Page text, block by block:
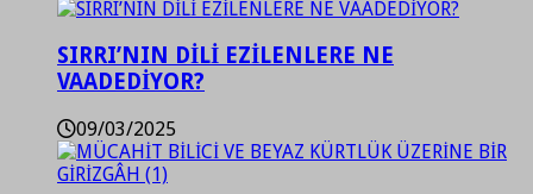
SIRRI’NIN DİLİ EZİLENLERE NE
VAADEDİYOR?
09/03/2025